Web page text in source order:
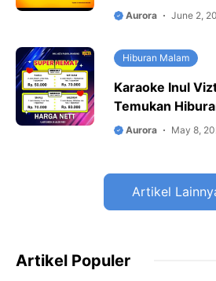
Aurora June 2,
Hiburan Malam
Karaoke Inul
Temukan
Aurora May 8,
Artikel
Artikel Populer